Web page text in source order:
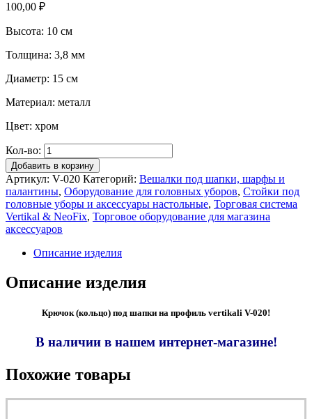
100,00 ₽
Высота: 10 см
Толщина: 3,8 мм
Диаметр: 15 см
Материал: металл
Цвет: хром
Кол-во:
Добавить в корзину
Артикул: V-020 Категорий: Вешалки под шапки, шарфы и
палантины, Оборудование для головных уборов, Стойки под
головные уборы и аксесcуары настольные, Торговая система
Vertikal & NeoFix, Торговое оборудование для магазина
аксессуаров
Описание изделия
Описание изделия
Крючок (кольцо) под шапки на профиль vertikali V-020!
В наличии в нашем интернет-магазине!
Похожие товары